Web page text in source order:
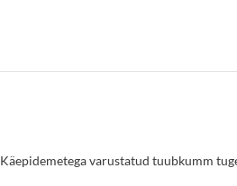
Käepidemetega varustatud tuubkumm